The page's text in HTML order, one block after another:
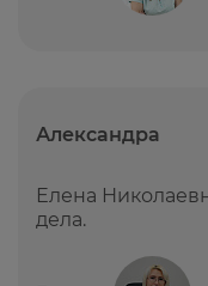
Александра
Елена
дела.